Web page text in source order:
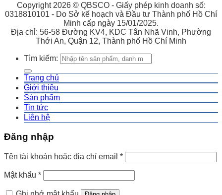
Copyright 2026 © QBSCO - Giấy phép kinh doanh số:
0318810101 - Do Sở kế hoạch và Đầu tư Thành phố Hồ Chí
Minh cấp ngày 15/01/2025.
Địa chỉ: 56-58 Đường KV4, KDC Tân Nhã Vinh, Phường
Thới An, Quận 12, Thành phố Hồ Chí Minh
Tìm kiếm:
Trang chủ
Giới thiệu
Sản phẩm
Tin tức
Liên hệ
Đăng nhập
Tên tài khoản hoặc địa chỉ email *
Mật khẩu *